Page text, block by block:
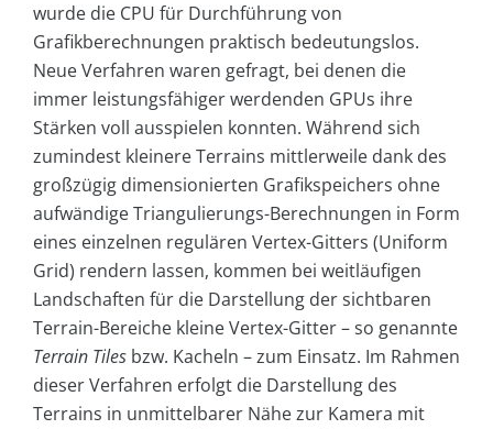
wurde die CPU für Durchführung von
Grafikberechnungen praktisch bedeutungslos.
Neue Verfahren waren gefragt, bei denen die
immer leistungsfähiger werdenden GPUs ihre
Stärken voll ausspielen konnten. Während sich
zumindest kleinere Terrains mittlerweile dank des
großzügig dimensionierten Grafikspeichers ohne
aufwändige Triangulierungs-Berechnungen in Form
eines einzelnen regulären Vertex-Gitters (Uniform
Grid) rendern lassen, kommen bei weitläufigen
Landschaften für die Darstellung der sichtbaren
Terrain-Bereiche kleine Vertex-Gitter – so genannte
Terrain Tiles bzw. Kacheln – zum Einsatz. Im Rahmen
dieser Verfahren erfolgt die Darstellung des
Terrains in unmittelbarer Nähe zur Kamera mit